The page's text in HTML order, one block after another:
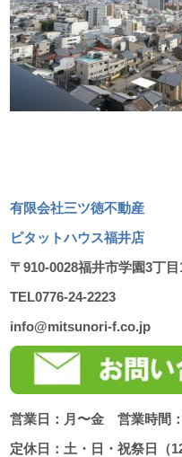
有限会社三ツ徳不動産
ピタットハウス福井店
〒910-0028福井市学園3丁目
TEL0776-24-2223
info@mitsunori-f.co.jp
営業日：月〜金 営業時間
定休日：土・日・祝祭日（